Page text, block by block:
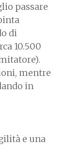
passare
di
10.500
mentre
in
e una